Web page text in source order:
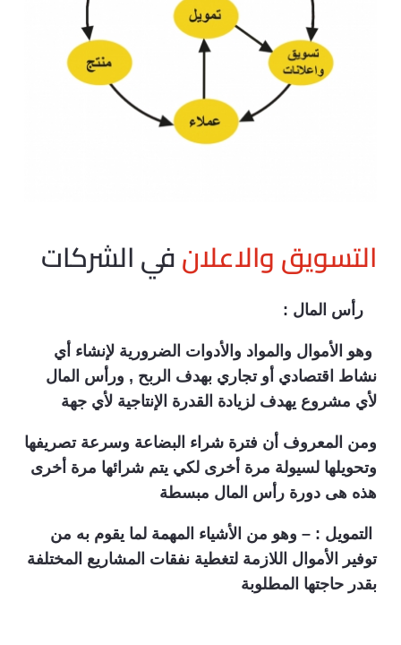
التسويق والاعلانفي الشركات
رأس المال :
وهو الأموال والمواد والأدوات الضرورية لإنشاء أي
نشاط اقتصادي أو تجاري بهدف الربح , ورأس المال
لأي مشروع يهدف لزيادة القدرة الإنتاجية لأي جهة
ومن المعروف أن فترة شراء البضاعة وسرعة تصريفها
وتحويلها لسيولة مرة أخرى لكي يتم شرائها مرة أخرى
هذه هى دورة رأس المال مبسطة
التمويل : – وهو من الأشياء المهمة لما يقوم به من
توفير الأموال اللازمة لتغطية نفقات المشاريع المختلفة
بقدر حاجتها المطلوبة